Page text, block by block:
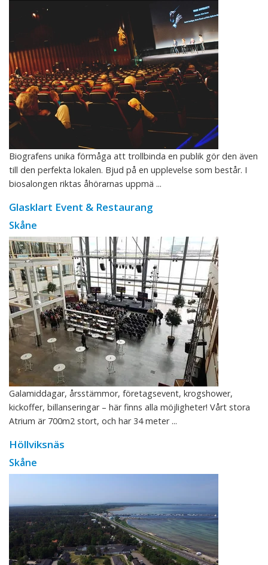
Biografens unika förmåga att trollbinda en publik gör den även
till den perfekta lokalen. Bjud på en upplevelse som består. I
biosalongen riktas åhörarnas uppmä ...
Glasklart Event & Restaurang
Skåne
Galamiddagar, årsstämmor, företagsevent, krogshower,
kickoffer, billanseringar – här finns alla möjligheter! Vårt stora
Atrium är 700m2 stort, och har 34 meter ...
Höllviksnäs
Skåne